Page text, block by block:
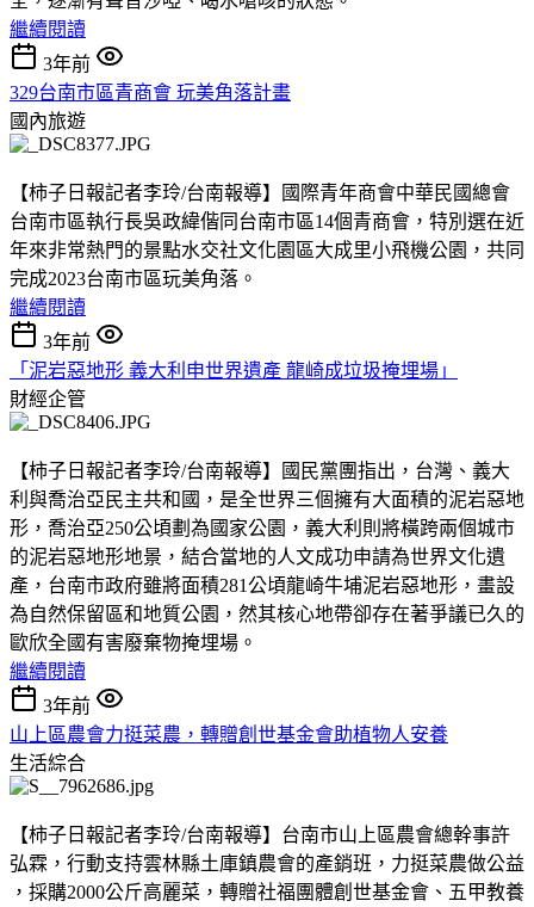
繼續閱讀
3年前
329台南市區青商會 玩美角落計畫
國內旅遊
【柿子日報記者李玲/台南報導】國際青年商會中華民國總會
台南市區執行長吳政緯偕同台南市區14個青商會，特別選在近
年來非常熱門的景點水交社文化園區大成里小飛機公園，共同
完成2023台南市區玩美角落。
繼續閱讀
3年前
「泥岩惡地形 義大利申世界遺產 龍崎成垃圾掩埋場」
財經企管
【柿子日報記者李玲/台南報導】國民黨團指出，台灣、義大
利與喬治亞民主共和國，是全世界三個擁有大面積的泥岩惡地
形，喬治亞250公頃劃為國家公園，義大利則將橫跨兩個城市
的泥岩惡地形地景，結合當地的人文成功申請為世界文化遺
產，台南市政府雖將面積281公頃龍崎牛埔泥岩惡地形，畫設
為自然保留區和地質公園，然其核心地帶卻存在著爭議已久的
歐欣全國有害廢棄物掩埋場。
繼續閱讀
3年前
山上區農會力挺菜農，轉贈創世基金會助植物人安養
生活綜合
【柿子日報記者李玲/台南報導】台南市山上區農會總幹事許
弘霖，行動支持雲林縣土庫鎮農會的產銷班，力挺菜農做公益
，採購2000公斤高麗菜，轉贈社福團體創世基金會、五甲教養